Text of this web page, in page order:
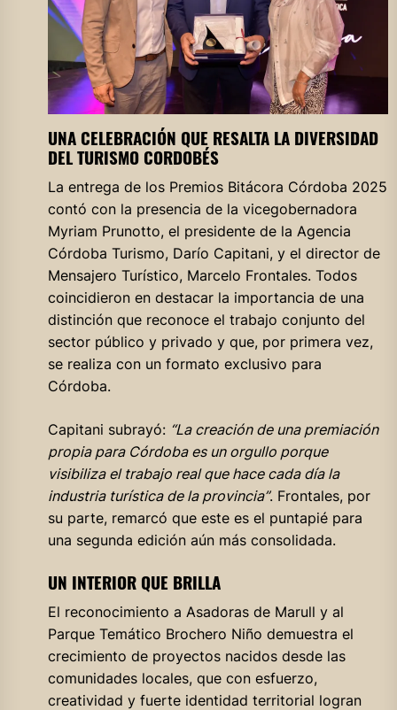
UNA CELEBRACIÓN QUE RESALTA LA DIVERSIDAD
DEL TURISMO CORDOBÉS
La entrega de los Premios Bitácora Córdoba 2025
contó con la presencia de la vicegobernadora
Myriam Prunotto, el presidente de la Agencia
Córdoba Turismo, Darío Capitani, y el director de
Mensajero Turístico, Marcelo Frontales. Todos
coincidieron en destacar la importancia de una
distinción que reconoce el trabajo conjunto del
sector público y privado y que, por primera vez,
se realiza con un formato exclusivo para
Córdoba.
Capitani subrayó: “La creación de una premiación
propia para Córdoba es un orgullo porque
visibiliza el trabajo real que hace cada día la
industria turística de la provincia”. Frontales, por
su parte, remarcó que este es el puntapié para
una segunda edición aún más consolidada.
UN INTERIOR QUE BRILLA
El reconocimiento a Asadoras de Marull y al
Parque Temático Brochero Niño demuestra el
crecimiento de proyectos nacidos desde las
comunidades locales, que con esfuerzo,
creatividad y fuerte identidad territorial logran